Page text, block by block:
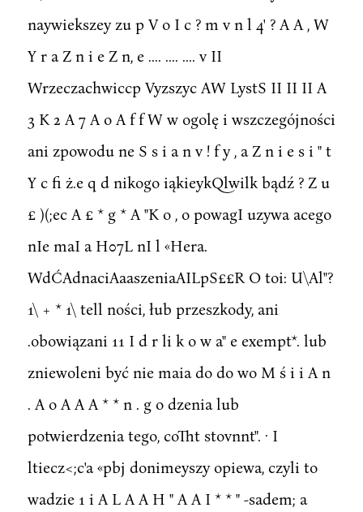
naywiekszey zu p V o I c ? m v n l 4' ? A A , W
Y r a Z n i e Z n, e .... .... .... v II
Wrzeczachwiccp Vyzszyc AW LystS II II II A
3 K 2 A 7 A o A f f W w ogolę i wszczegójności
ani zpowodu ne S s i a n v ! f y , a Z n i e s i " t
Y c fi ż.e q d nikogo iąkieykQlwilk bądź ? Z u
£ )(;ec A £ * g * A "K o , o powagI uzywa acego
nIe maI a H07L nI l «Hera.
WdĆAdnaciAaaszeniaAILpS££R O toi: U\Al"?
1\ + * 1\ tell ności, łub przeszkody, ani
.obowiązani 11 I d r li k o w a" e exempt*. lub
zniewoleni być nie maia do do wo M ś i i A n
. A o A A A * * n . g o dzenia lub
potwierdzenia tego, coTht stovnnt". · I
ltiecz<;c'a «pbj donimeyszy opiewa, czyli to
wadzie 1 i A L A A H " A A I * * " -sadem; a